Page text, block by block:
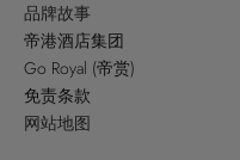
品牌故事
帝港酒店集团
Go Royal (帝赏)
免责条款
网站地图